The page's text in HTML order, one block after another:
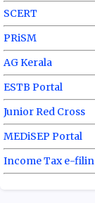
SCERT
PRiSM
AG Kerala
ESTB Portal
Junior Red Cross
MEDiSEP Portal
Income Tax e-